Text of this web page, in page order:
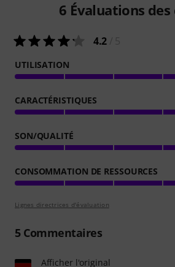
6 Évaluations
4.2
UTILISATION
CARACTÉRISTIQUES
SON/QUALITÉ
CONSOMMATION DE RESSOURCES
Lignes directrices d'évaluation
5Commentaires
Afficher l'original